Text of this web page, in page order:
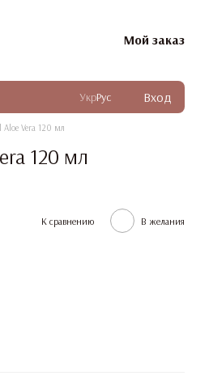
Мой заказ
УкрРус Вход
Aloe Vera 120 мл
120 мл
К сравнению В желания